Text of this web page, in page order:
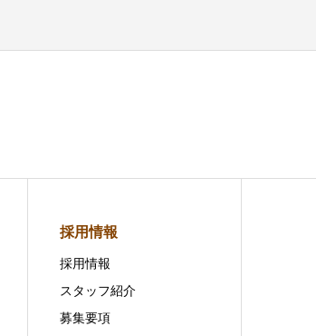
採用情報
採用情報
スタッフ紹介
募集要項